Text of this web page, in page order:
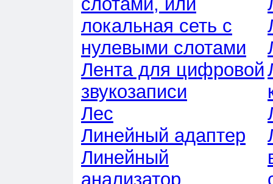
локальная сеть с
нулевыми слотами
Лента для цифровой
звукозаписи
Лес
Линейный адаптер
Линейный
анализатор